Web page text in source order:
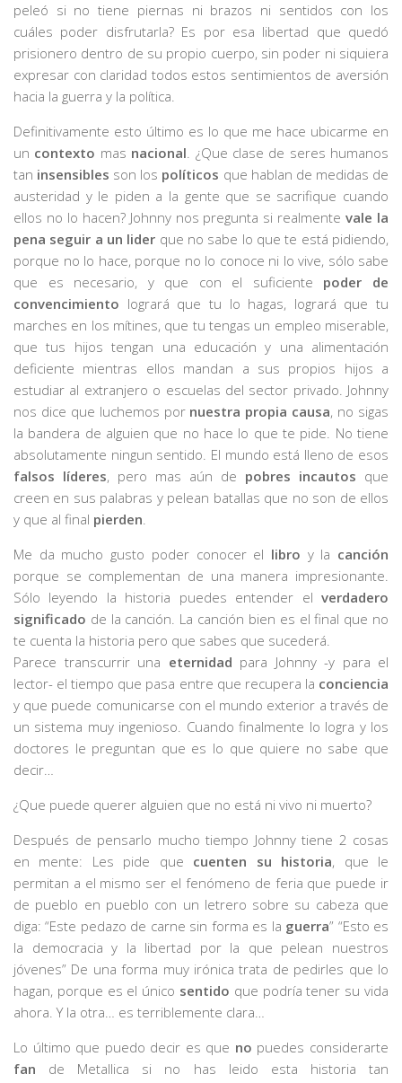
peleó si no tiene piernas ni brazos ni sentidos con los
cuáles poder disfrutarla? Es por esa libertad que quedó
prisionero dentro de su propio cuerpo, sin poder ni siquiera
expresar con claridad todos estos sentimientos de aversión
hacia la guerra y la política.
Definitivamente esto último es lo que me hace ubicarme en
un contexto mas nacional. ¿Que clase de seres humanos
tan insensibles son los políticos que hablan de medidas de
austeridad y le piden a la gente que se sacrifique cuando
ellos no lo hacen? Johnny nos pregunta si realmentevale la
pena seguir a un lider que no sabe lo que te está pidiendo,
porque no lo hace, porque no lo conoce ni lo vive, sólo sabe
que es necesario, y que con el suficiente poder de
convencimiento logrará que tu lo hagas, logrará que tu
marches en los mítines, que tu tengas un empleo miserable,
que tus hijos tengan una educación y una alimentación
deficiente mientras ellos mandan a sus propios hijos a
estudiar al extranjero o escuelas del sector privado. Johnny
nos dice que luchemos por nuestra propia causa, no sigas
la bandera de alguien que no hace lo que te pide. No tiene
absolutamente ningun sentido. El mundo está lleno de esos
falsos líderes, pero mas aún de pobres incautos que
creen en sus palabras y pelean batallas que no son de ellos
y que al final pierden.
Me da mucho gusto poder conocer el libro y la canción
porque se complementan de una manera impresionante.
Sólo leyendo la historia puedes entender el verdadero
significado de la canción. La canción bien es el final que no
te cuenta la historia pero que sabes que sucederá.
Parece transcurrir una eternidad para Johnny -y para el
lector- el tiempo que pasa entre que recupera la conciencia
y que puede comunicarse con el mundo exterior a través de
un sistema muy ingenioso. Cuando finalmente lo logra y los
doctores le preguntan que es lo que quiere no sabe que
decir…
¿Que puede querer alguien que no está ni vivo ni muerto?
Después de pensarlo mucho tiempo Johnny tiene 2 cosas
en mente: Les pide que cuenten su historia, que le
permitan a el mismo ser el fenómeno de feria que puede ir
de pueblo en pueblo con un letrero sobre su cabeza que
diga: “Este pedazo de carne sin forma es la guerra” “Esto es
la democracia y la libertad por la que pelean nuestros
jóvenes” De una forma muy irónica trata de pedirles que lo
hagan, porque es el único sentido que podría tener su vida
ahora. Y la otra… es terriblemente clara…
Lo último que puedo decir es que no puedes considerarte
fan de Metallica si no has leido esta historia tan